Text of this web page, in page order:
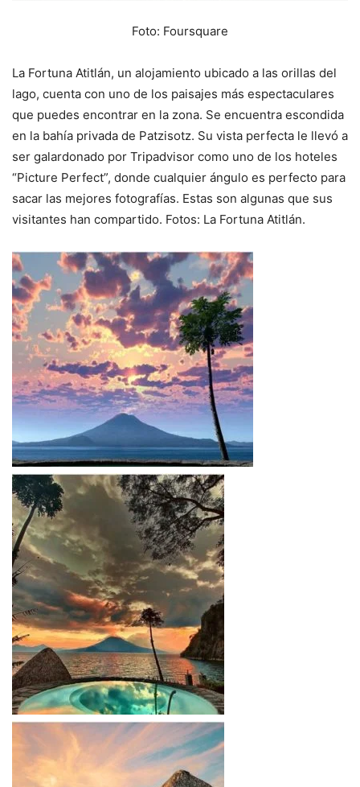
Foto: Foursquare
La Fortuna Atitlán, un alojamiento ubicado a las orillas del
lago, cuenta con uno de los paisajes más espectaculares
que puedes encontrar en la zona. Se encuentra escondida
en la bahía privada de Patzisotz. Su vista perfecta le llevó a
ser galardonado por Tripadvisor como uno de los hoteles
“Picture Perfect”, donde cualquier ángulo es perfecto para
sacar las mejores fotografías. Estas son algunas que sus
visitantes han compartido. Fotos: La Fortuna Atitlán.